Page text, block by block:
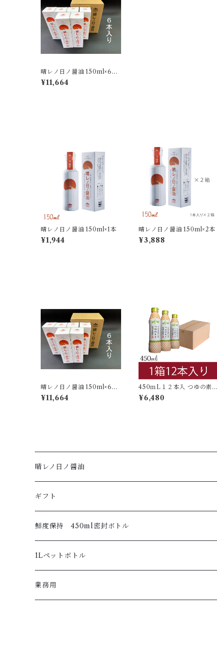
晴レノ日ノ醤油 150ml×6本
入
¥11,664
晴レノ日ノ醤油 150ml×1本
¥1,944
晴レノ日ノ醤油 150ml×2本
¥3,888
晴レノ日ノ醤油 150ml×6本
入
¥11,664
450ｍL１２本入 つゆの素
密封ボトル
¥6,480
晴レノ日ノ醤油
ギフト
鮮度保持 450ml密封ボトル
1Lペットボトル
業務用